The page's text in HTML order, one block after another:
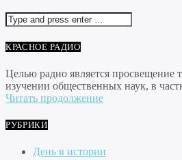
КРАСНОЕ РАДИО
Целью радио является просвещение
изучении общественных наук, в
Читать продолжение
РУБРИКИ
День в истории